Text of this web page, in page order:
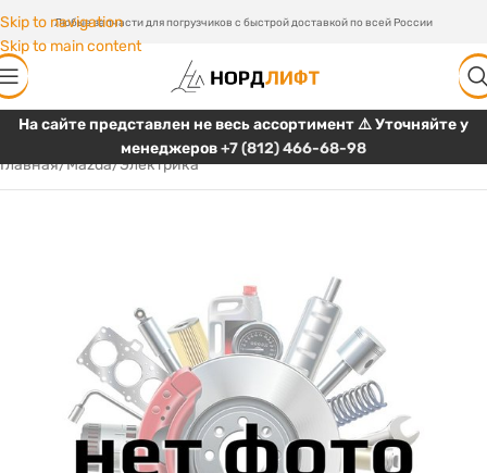
Skip to navigation
Skip to main content
Любые запчасти для погрузчиков с быстрой доставкой по всей России
На сайте представлен не весь ассортимент ⚠️ Уточняйте у
менеджеров+7 (812) 466-68-98
Главная/Mazda/Электрика